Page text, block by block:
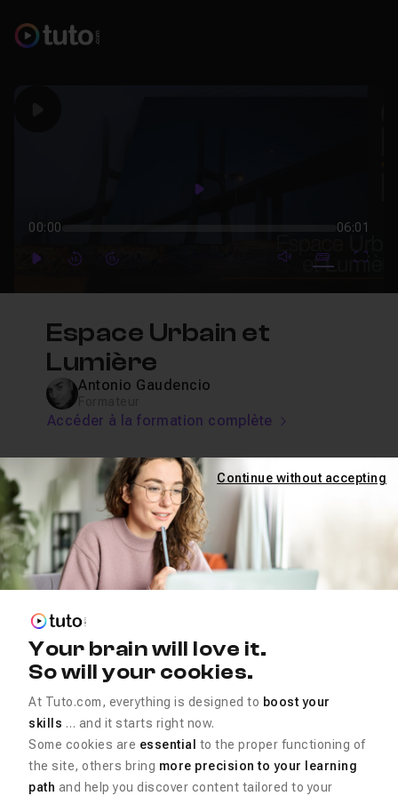
Play
00:00 06:01
PlayForwardForward mute video
Subtitles
Espace Urbain et
Lumière
Antonio Gaudencio
Accéder à la formation complète